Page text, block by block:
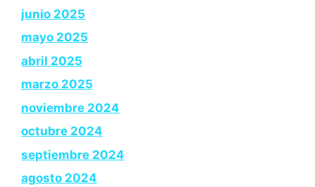
junio 2025
mayo 2025
abril 2025
marzo 2025
noviembre 2024
octubre 2024
septiembre 2024
agosto 2024